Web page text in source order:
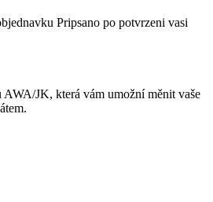
Pripsano po potvrzeni vasi
AWA/JK, která vám umožní měnit vaše